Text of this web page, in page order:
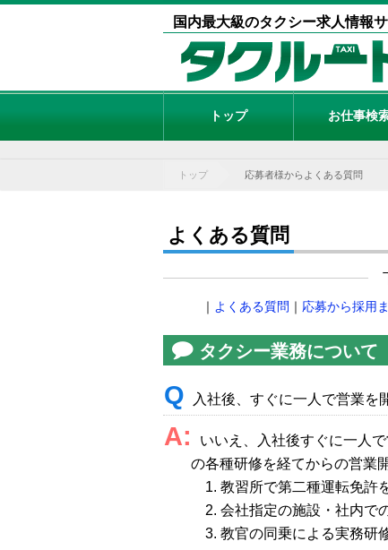
国内最大級のタクシー求人情報
トップ お仕事検
トップ 応募者様からよくある質問
よくある質問
｜ よくある質問 ｜ 応募から採用
タクシー業務について
Q 入社後、すぐに一人で営業を
A:
いいえ、入社後すぐに一人
の各種研修を経てからの営業
1. 教習所で第二種運転免許
2. 会社指定の施設・社内で
3. 教官の同乗による実務研